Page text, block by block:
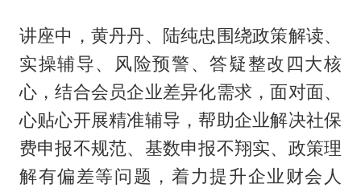
讲座中，黄丹丹、陆纯忠围绕政策解读、
实操辅导、风险预警、答疑整改四大核
心，结合会员企业差异化需求，面对面、
心贴心开展精准辅导，帮助企业解决社保
费申报不规范、基数申报不翔实、政策理
解有偏差等问题，着力提升企业财会人